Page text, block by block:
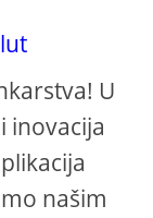
U
inovacija
našim